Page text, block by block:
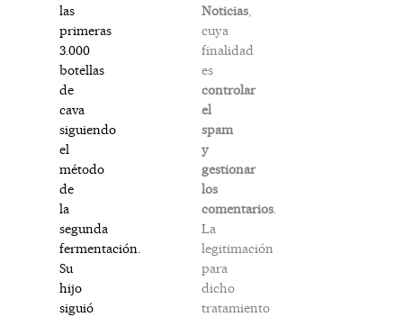
las
primeras
3.000
botellas
de
cava
siguiendo
el
método
de
la
segunda
fermentación.
Su
hijo
siguió
Noticias,
cuya
finalidad
es
controlar
el
spam
y
gestionar
los
comentarios.
La
legitimación
para
dicho
tratamiento